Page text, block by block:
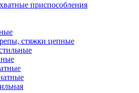
приспособления
стяжки цепные